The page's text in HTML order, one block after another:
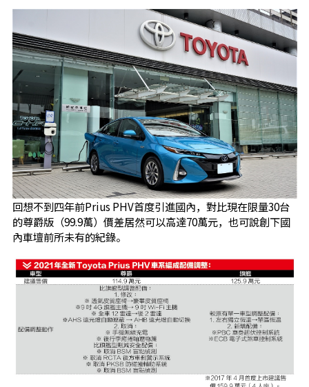
回想不到四年前Prius PHV首度引進國內，對比現在限量30台
的尊爵版（99.9萬）價差居然可以高達70萬元，也可說創下國
內車壇前所未有的紀錄。